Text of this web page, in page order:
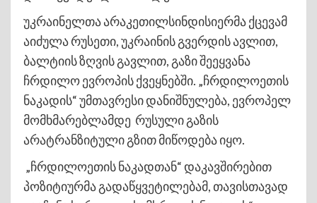
უკრაინელთა არაკეთილსინდისიერმა ქცევამ
აიძულა რუსეთი, უკრაინის გვერდის ავლით,
ბალტიის ზღვის გავლით, გაზი შეეყვანა
ჩრდილო ევროპის ქვეყნებში. „ჩრდილოეთის
ნაკადის“ უმთავრესი დანიშნულება, ევროპელ
მომხმარებლამდე რუსული გაზის
არატრანზიტული გზით მიწოდება იყო.
„ჩრდილოეთის ნაკადთან“ დაკავშირებით
პოზიტიურმა გადაწყვეტილებამ, თავისთავად